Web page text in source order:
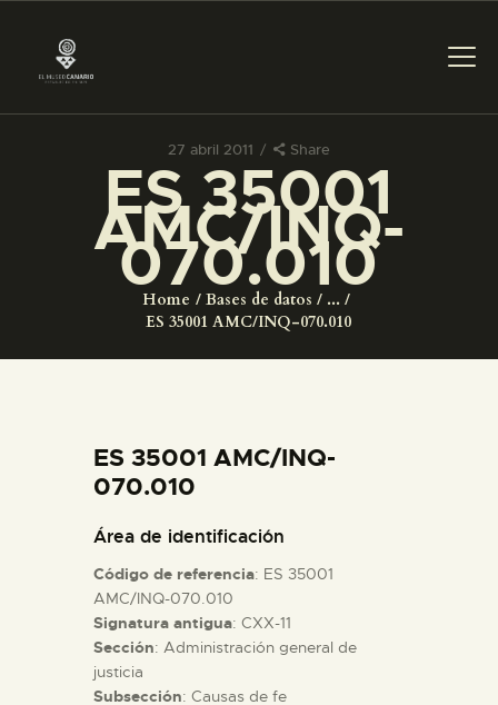
27 abril 2011 Share
ES 35001
AMC/INQ-
070.010
Home Bases de datos
...
ES 35001 AMC/INQ-070.010
PREPARAR LA VISITA
ACTIVIDADES
COLECCIONES
ESPAÑOL
PREPARAR LA VISITA
ES 35001 AMC/INQ-
070.010
Área de identificación
Código de referencia: ES 35001
AMC/INQ-070.010
Signatura antigua: CXX-11
Sección: Administración general de
justicia
Subsección: Causas de fe